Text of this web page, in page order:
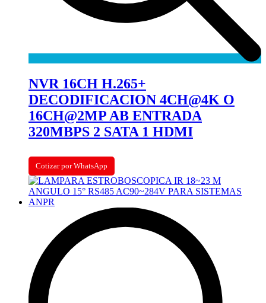
NVR 16CH H.265+
DECODIFICACION 4CH@4K O
16CH@2MP AB ENTRADA
320MBPS 2 SATA 1 HDMI
Cotizar por WhatsApp